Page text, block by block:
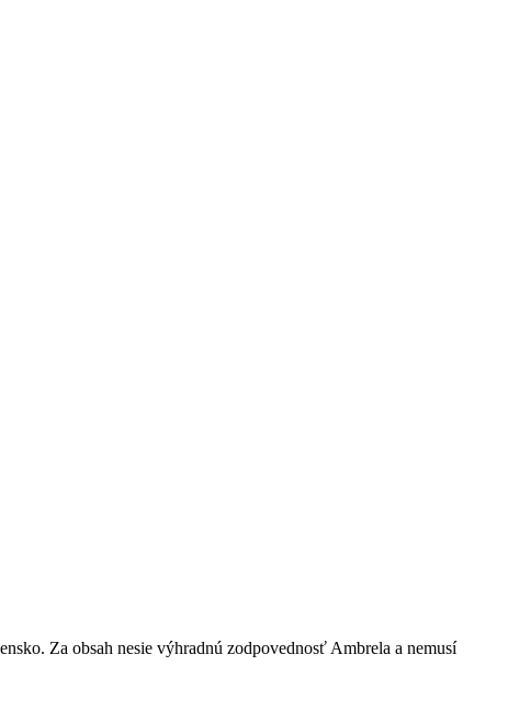
Za obsah nesie výhradnú zodpovednosť Ambrela a nemusí